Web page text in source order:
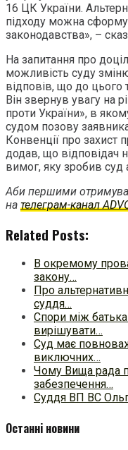
16 ЦК України.
підходу можна
законодавства», –
На запитання про
можливість суду
відповів, що до цього
Він звернув увагу на
проти України», в
судом позову
Конвенції про захист
додав, що відповідач
вимог, яку зробив суд
Аби першими
на телеграм-канал
Related Posts:
В окремому
закону…
Про
суддя…
Спори між
вирішувати…
Суд має
виключних…
Чому Вища рада
забезпечення…
Суддя ВП ВС
Останні новини